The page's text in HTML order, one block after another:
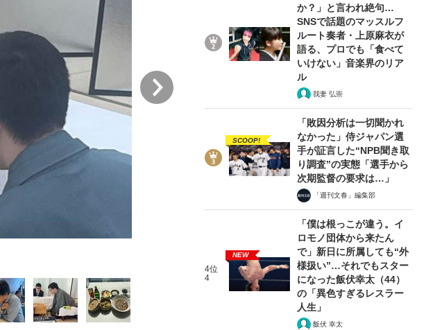
か？」と言われ絶句…
SNSで話題のマッスルフ
ルート奏者・上原麻衣が
語る、プロでも「食べて
いけない」音楽界のリア
ル
我妻 弘崇
SCOOP!
「敗因分析は一切聞かれ
なかった」侍ジャパン選
手が証言した“NPB聞き取
り調査”の実態「選手から
次期監督の要求は…」
「週刊文春」編集部
4位
4
NEW
「僕は根っこが違う。イ
ロモノ団体から来たん
で」新日に所属しても“外
様扱い”…それでもスター
になった飯伏幸太（44）
の「異色すぎるレスラー
人生」
飯伏 幸太